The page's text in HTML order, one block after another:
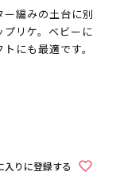
編みの土台に別
リケ。ベビーに
にも最適です。
入りに登録する